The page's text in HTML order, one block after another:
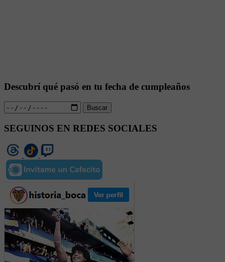
Descubrí qué pasó en tu fecha de cumpleaños
Buscar
SEGUINOS EN REDES SOCIALES